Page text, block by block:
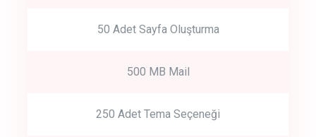
50 Adet Sayfa Oluşturma
500 MB Mail
250 Adet Tema Seçeneği